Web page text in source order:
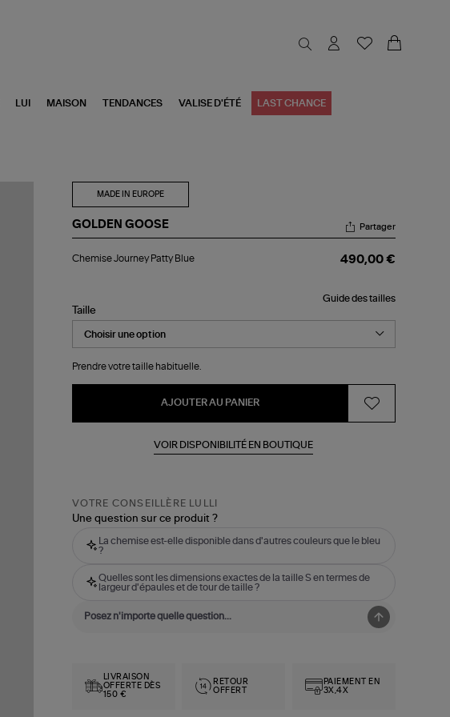
LUI MAISON TENDANCES VALISE D'ÉTÉ LAST CHANCE
MADE IN EUROPE
GOLDEN GOOSE
Journey
Partager
Chemise Journey Patty Blue 490,00 €
Guide des tailles
Taille
Prendre votre taille habituelle.
AJOUTER AU PANIER
VOIR DISPONIBILITÉ EN BOUTIQUE
VOTRE CONSEILLÈRE LULLI
Une question sur ce produit ?
La chemise est-elle disponible dans d'autres couleurs que le bleu
?
Quelles sont les dimensions exactes de la taille S en termes de
largeur d'épaules et de tour de taille ?
LIVRAISON
OFFERTE DÈS
150 €
RETOUR
OFFERT
PAIEMENT EN
3X,4X